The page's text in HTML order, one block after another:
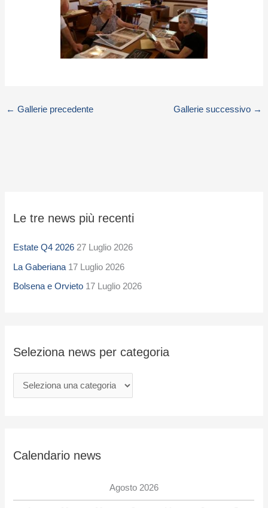
← Gallerie precedente Gallerie successivo →
Le tre news più recenti
Estate Q4 2026 27 Luglio 2026
La Gaberiana 17 Luglio 2026
Bolsena e Orvieto 17 Luglio 2026
Seleziona news per categoria
e
e
z
i
n
e
rCalendario news
Agosto 2026